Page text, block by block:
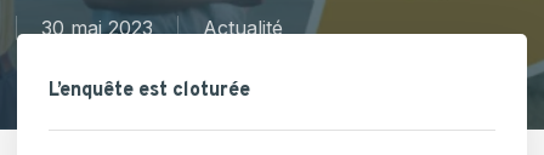
30 mai 2023 Actualité
L’enquête est cloturée